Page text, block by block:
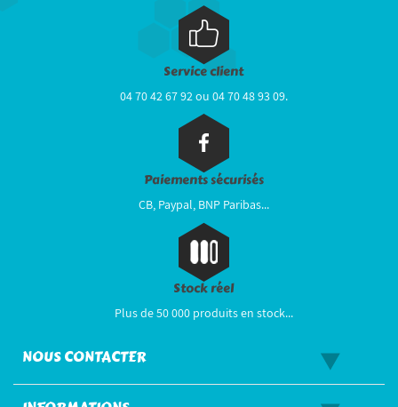
Service client
04 70 42 67 92 ou 04 70 48 93 09.
Paiements sécurisés
CB, Paypal, BNP Paribas...
Stock réel
Plus de 50 000 produits en stock...
NOUS CONTACTER